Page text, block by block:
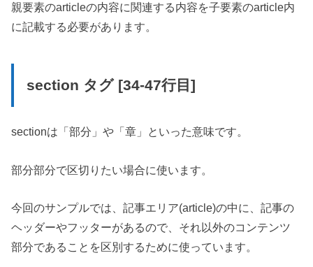
親要素のarticleの内容に関連する内容を子要素のarticle内
に記載する必要があります。
section タグ [34-47行目]
sectionは「部分」や「章」といった意味です。
部分部分で区切りたい場合に使います。
今回のサンプルでは、記事エリア(article)の中に、記事の
ヘッダーやフッターがあるので、それ以外のコンテンツ
部分であることを区別するために使っています。